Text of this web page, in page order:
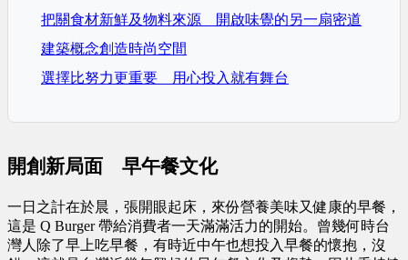
把關食材新鮮及物料來源 開啟味覺的另一扇密道
建築概念創造時尚空間
選擇比努力更重要 用心投入就有舞台
開創新局面 早午餐文化
一日之計在於晨，張開眼起床，來份營養美味又健康的早餐，
這是 Q Burger 帶給消費者一天滿滿活力的開始。曾幾何時台
灣人除了早上吃早餐，有時近中午也想投入早餐的懷抱，沒